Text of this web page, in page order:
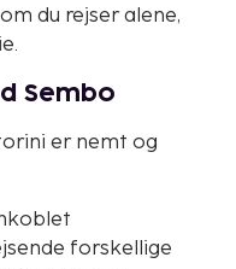
du rejser alene,
Sembo
er nemt og
forskellige